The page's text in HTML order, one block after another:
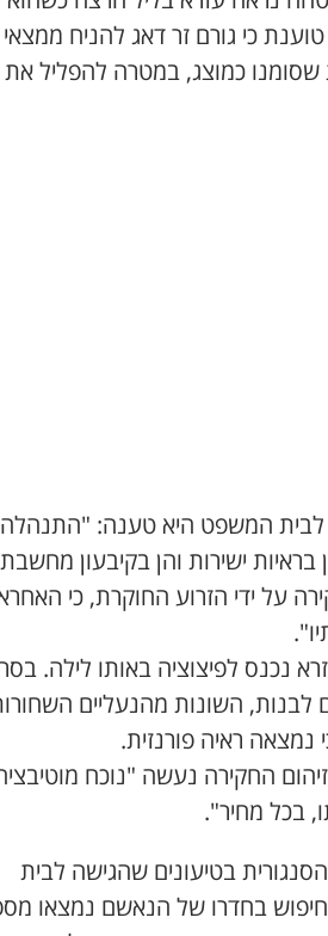
כי גורם זר דאג להניח
שסומנו כמוצג, במטרה להפליל את
לבית המשפט היא טענה: "התנהלה
ישירות והן בקיבעון
על ידי הזרוע החוקרת, כי
נכנס לפיצוציה באותו לילה.
לבנות, השונות מהנעליים
נמצאה ראיה פורנזית.
החקירה נעשה "נוכח
בכל מחיר".
בטיעונים שהגישה לבית
בחדרו של הנאשם נמצאו